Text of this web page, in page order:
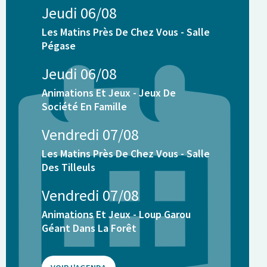
Jeudi 06/08
Les Matins Près De Chez Vous - Salle
Pégase
Jeudi 06/08
Animations Et Jeux - Jeux De
Société En Famille
Vendredi 07/08
Les Matins Près De Chez Vous - Salle
Des Tilleuls
Vendredi 07/08
Animations Et Jeux - Loup Garou
Géant Dans La Forêt